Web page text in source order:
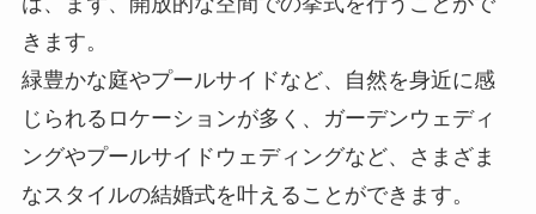
きます。
緑豊かな庭やプールサイドなど、自然を身近に感
じられるロケーションが多く、ガーデンウェディ
ングやプールサイドウェディングなど、さまざま
なスタイルの結婚式を叶えることができます。